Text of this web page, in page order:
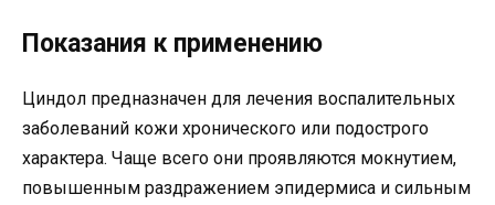
Показания к применению
Циндол предназначен для лечения воспалительных
заболеваний кожи хронического или подострого
характера. Чаще всего они проявляются мокнутием,
повышенным раздражением эпидермиса и сильным